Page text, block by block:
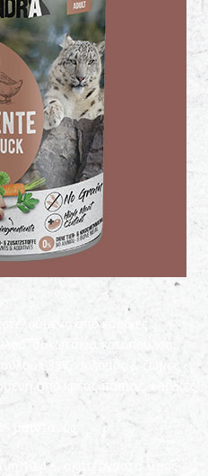
από καρδιές
συκωτάκια κοτόπουλου,
33% σολομός & ζωμός
από κρέας πάπιας, καρδιές
μαϊντανός
10,4%, ακατέργαστο λίπος